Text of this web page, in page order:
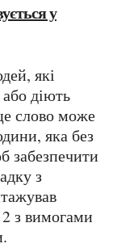
які
діють
слово може
яка без
забезпечити
з
з вимогами